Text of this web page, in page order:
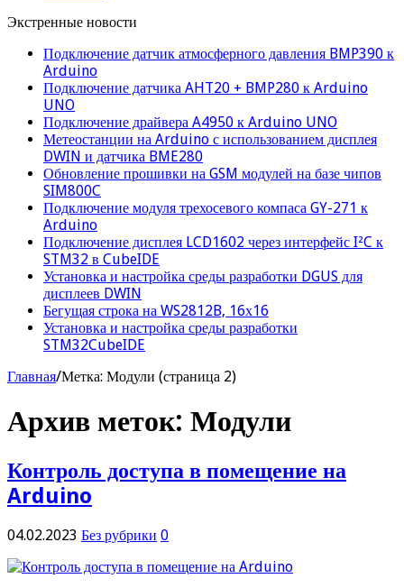
Экстренные новости
Подключение датчик атмосферного давления BMP390 к
Arduino
Подключение датчика AHT20 + BMP280 к Arduino
UNO
Подключение драйвера A4950 к Arduino UNO
Метеостанции на Arduino с использованием дисплея
DWIN и датчика BME280
Обновление прошивки на GSM модулей на базе чипов
SIM800C
Подключение модуля трехосевого компаса GY-271 к
Arduino
Подключение дисплея LCD1602 через интерфейс I²C к
STM32 в CubeIDE
Установка и настройка среды разработки DGUS для
дисплеев DWIN
Бегущая строка на WS2812B, 16х16
Установка и настройка среды разработки
STM32CubeIDE
Главная/Метка: Модули (страница 2)
Архив меток: Модули
Контроль доступа в помещение на
Arduino
04.02.2023 Без рубрики 0